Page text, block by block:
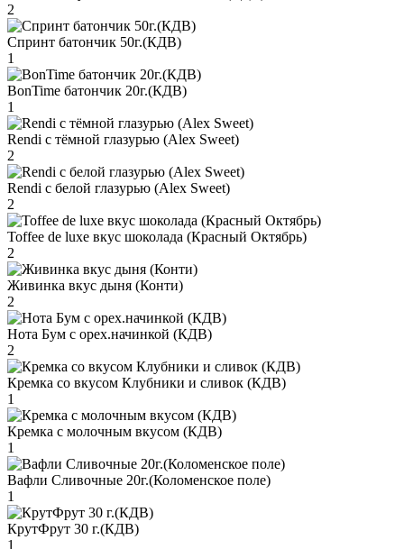
2
Спринт батончик 50г.(КДВ)
1
BonTime батончик 20г.(КДВ)
1
Rendi с тёмной глазурью (Alex Sweet)
2
Rendi с белой глазурью (Alex Sweet)
2
Toffee de luxe вкус шоколада (Красный Октябрь)
2
Живинка вкус дыня (Конти)
2
Нота Бум с орех.начинкой (КДВ)
2
Кремка со вкусом Клубники и сливок (КДВ)
1
Кремка с молочным вкусом (КДВ)
1
Вафли Сливочные 20г.(Коломенское поле)
1
КрутФрут 30 г.(КДВ)
1